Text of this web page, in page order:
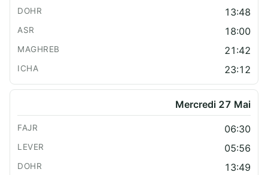
13:48
18:00
21:42
23:12
Mercredi 27 Mai
06:30
05:56
13:49